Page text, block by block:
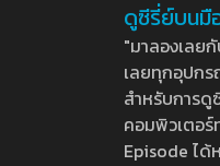
ดูซีรี่ย์บนมื
"มาลองเลย
เลยทุกอุปกร
สำหรับการ
คอมพิวเตอร์
Episode ได้